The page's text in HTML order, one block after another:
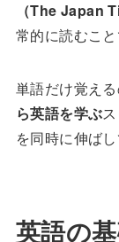
（The Japan
常的に読むこと
単語だけ覚える
ら英語を学ぶ
を同時に伸ばし
英語の